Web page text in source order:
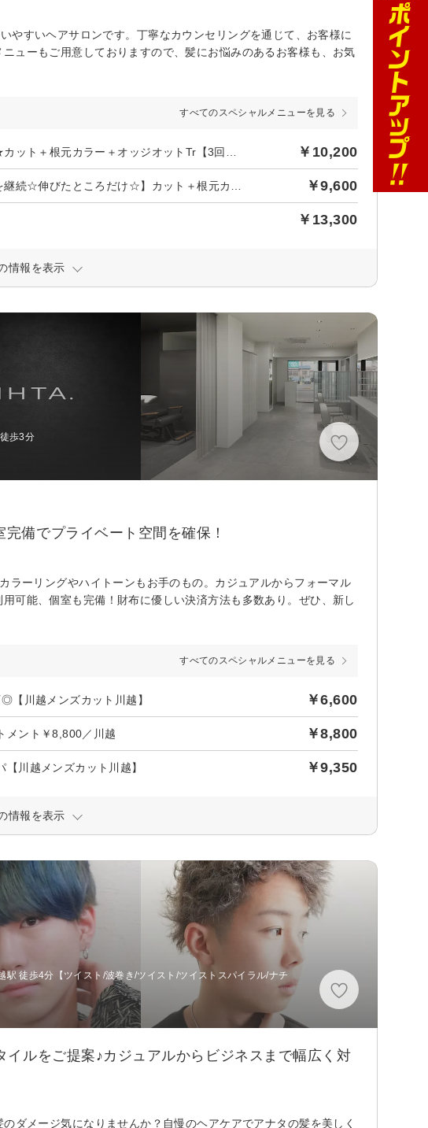
やすいヘアサロンです。丁寧なカウンセリングを通じて、お客様に
ューもご用意しておりますので、髪にお悩みのあるお客様も、お気
すべてのスペシャルメニューを見る
￥10,200
￥9,600
￥13,300
情報を表示
歩3分
備でプライベート空間を確保！
ラーリングやハイトーンもお手のもの。カジュアルからフォーマル
可能、個室も完備！財布に優しい決済方法も多数あり。ぜひ、新し
すべてのスペシャルメニューを見る
【川越メンズカット川越】 ￥6,600
ント￥8,800／川越 ￥8,800
川越メンズカット川越】 ￥9,350
情報を表示
駅 徒歩4分【ツイスト/波巻き/ツイスト/ツイストスパイラル/ナチ
イルをご提案♪カジュアルからビジネスまで幅広く対
ダメージ気になりませんか？自慢のヘアケアでアナタの髪を美しく